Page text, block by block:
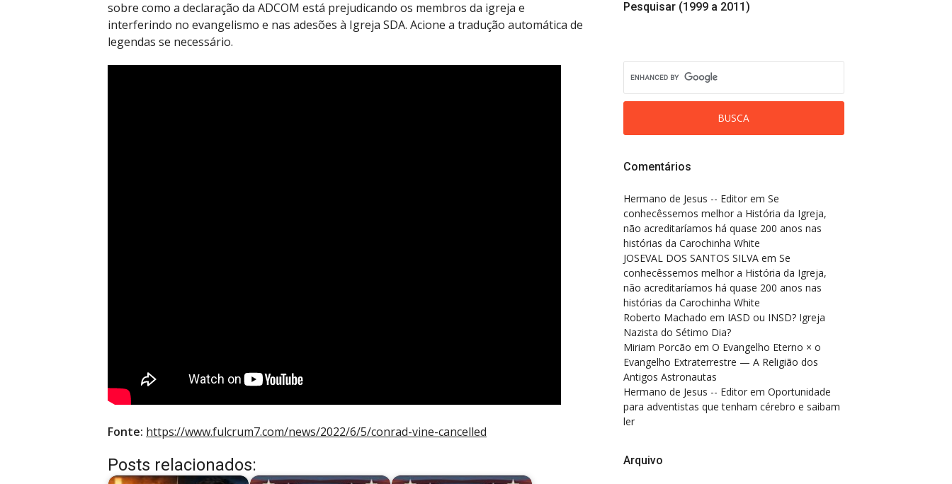
sobre como a declaração da ADCOM está prejudicando os membros da igreja e
interferindo no evangelismo e nas adesões à Igreja SDA. Acione a tradução automática de
legendas se necessário.
Fonte: https://www.fulcrum7.com/news/2022/6/5/conrad-vine-cancelled
Posts relacionados:
Pesquisar (1999 a 2011)
Comentários
Hermano de Jesus -- Editor em Se
conhecêssemos melhor a História da Igreja,
não acreditaríamos há quase 200 anos nas
histórias da Carochinha White
JOSEVAL DOS SANTOS SILVA em Se
conhecêssemos melhor a História da Igreja,
não acreditaríamos há quase 200 anos nas
histórias da Carochinha White
Roberto Machado em IASD ou INSD? Igreja
Nazista do Sétimo Dia?
Miriam Porcão em O Evangelho Eterno × o
Evangelho Extraterrestre — A Religião dos
Antigos Astronautas
Hermano de Jesus -- Editor em Oportunidade
para adventistas que tenham cérebro e saibam
ler
Arquivo